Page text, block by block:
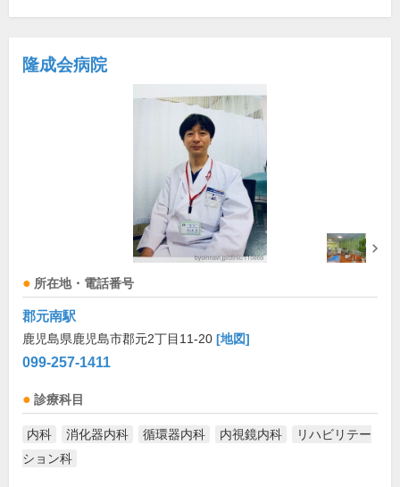
隆成会病院
所在地・電話番号
郡元南駅
鹿児島県鹿児島市郡元2丁目11-20 [地図]
099-257-1411
診療科目
内科 消化器内科 循環器内科 内視鏡内科
リハビリテー
ション科